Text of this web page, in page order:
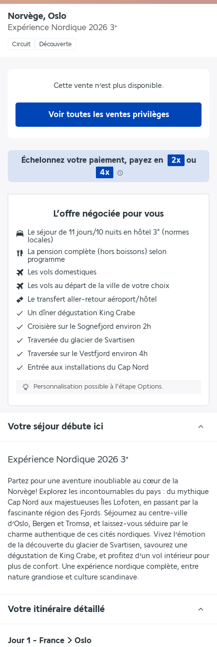
Norvège, Oslo
Expérience Nordique 2026 3*
Circuit Découverte
Cette vente n’est plus disponible.
Voir toutes les ventes privilèges
Échelonnez votre paiement, payez en 2x
ou
4x
L’offre négociée pour vous
Le séjour de 11 jours/10 nuits en hôtel 3* (normes
locales)
La pension complète (hors boissons) selon
programme
Les vols domestiques
Les vols au départ de la ville de votre choix
Le transfert aller-retour aéroport/hôtel
Un dîner dégustation King Crabe
Croisière sur le Sognefjord environ 2h
Traversée du glacier de Svartisen
Traversée sur le Vestfjord environ 4h
Entrée aux installations du Cap Nord
Personnalisation possible à l’étape Options.
Votre séjour débute ici
Expérience Nordique 2026 3*
Partez pour une aventure inoubliable au cœur de la
Norvège! Explorez les incontournables du pays : du mythique
Cap Nord aux majestueuses Îles Lofoten, en passant par la
fascinante région des Fjords. Séjournez au centre-ville
d’Oslo, Bergen et Tromsø, et laissez-vous séduire par le
charme authentique de ces cités nordiques. Vivez l’émotion
de la découverte du glacier de Svartisen, savourez une
dégustation de King Crabe, et profitez d’un vol intérieur pour
plus de confort. Une expérience nordique complète, entre
nature grandiose et culture scandinave.
Votre itinéraire détaillé
Jour 1 - France > Oslo